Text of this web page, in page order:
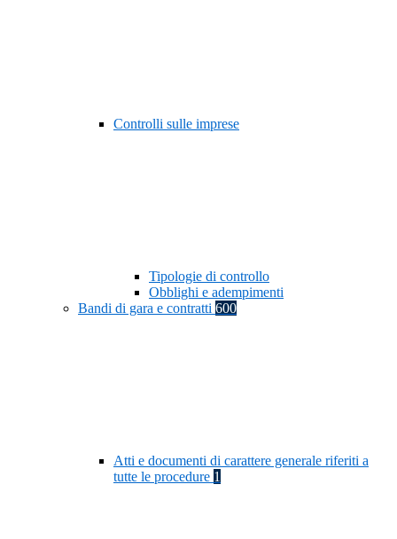
Controlli sulle imprese
Tipologie di controllo
Obblighi e adempimenti
Bandi di gara e contratti 600
Atti e documenti di carattere generale riferiti a
tutte le procedure 1